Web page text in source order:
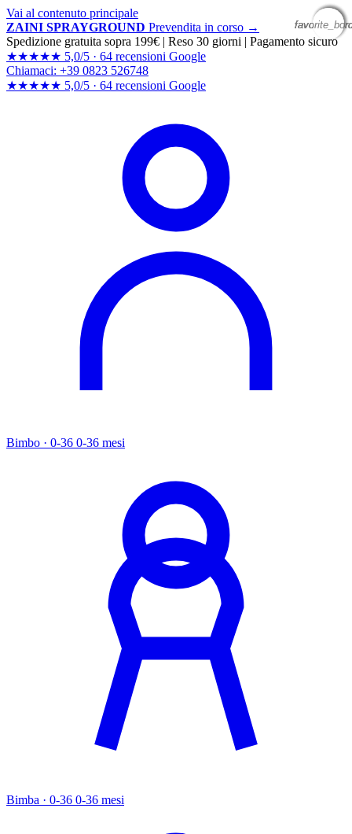
Vai al contenuto principale
ZAINI SPRAYGROUND Prevendita in corso →
Spedizione gratuita sopra 199€ | Reso 30 giorni | Pagamento sicuro
★★★★★ 5,0/5 · 64 recensioni Google
Chiamaci: +39 0823 526748
★★★★★ 5,0/5 · 64 recensioni Google
Bimbo · 0-36 0-36 mesi
Bimba · 0-36 0-36 mesi